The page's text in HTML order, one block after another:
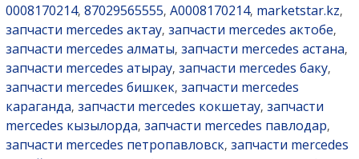
0008170214, 87029565555, A0008170214, marketstar.kz,
запчасти mercedes актау, запчасти mercedes актобе,
запчасти mercedes алматы, запчасти mercedes астана,
запчасти mercedes атырау, запчасти mercedes баку,
запчасти mercedes бишкек, запчасти mercedes
караганда, запчасти mercedes кокшетау, запчасти
mercedes кызылорда, запчасти mercedes павлодар,
запчасти mercedes петропавловск, запчасти mercedes